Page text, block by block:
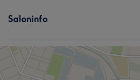
Sympathisch 5
Haarentfernung
Saloninfo